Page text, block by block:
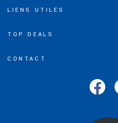
LIENS UTILES
TOP DEALS
CONTACT